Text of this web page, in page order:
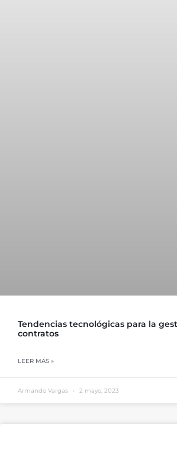
Tendencias tecnológicas para la
contratos
LEER MÁS »
Armando Vargas 2 mayo, 2023